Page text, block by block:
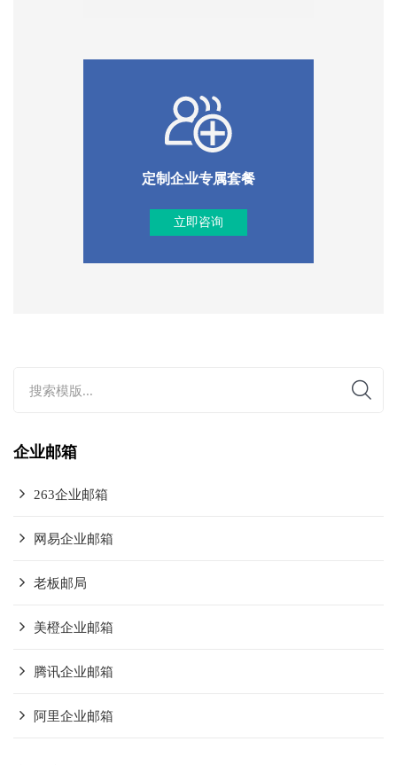
定制企业专属套餐
立即咨询
搜索模版...
企业邮箱
263企业邮箱
网易企业邮箱
老板邮局
美橙企业邮箱
腾讯企业邮箱
阿里企业邮箱